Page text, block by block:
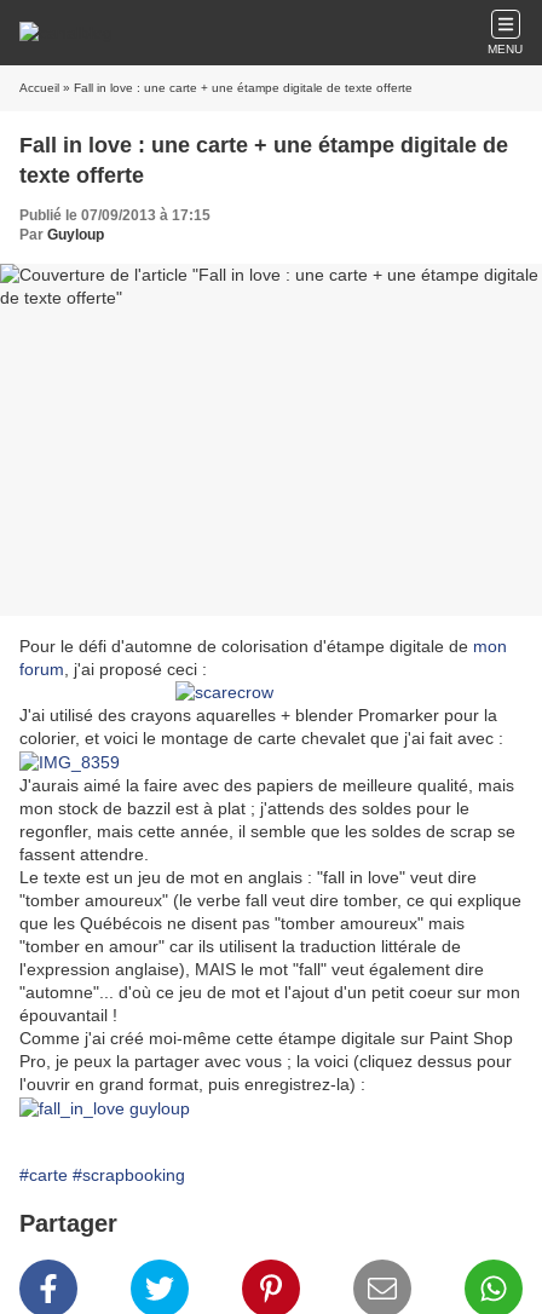
MENU
Accueil » Fall in love : une carte + une étampe digitale de texte offerte
Fall in love : une carte + une étampe digitale de
texte offerte
Publié le 07/09/2013 à 17:15
Par Guyloup
Pour le défi d'automne de colorisation d'étampe digitale de mon
forum , j'ai proposé ceci :
J'ai utilisé des crayons aquarelles + blender Promarker pour la
colorier, et voici le montage de carte chevalet que j'ai fait avec :
J'aurais aimé la faire avec des papiers de meilleure qualité, mais
mon stock de bazzil est à plat ; j'attends des soldes pour le
regonfler, mais cette année, il semble que les soldes de scrap se
fassent attendre.
Le texte est un jeu de mot en anglais : "fall in love" veut dire
"tomber amoureux" (le verbe fall veut dire tomber, ce qui explique
que les Québécois ne disent pas "tomber amoureux" mais
"tomber en amour" car ils utilisent la traduction littérale de
l'expression anglaise), MAIS le mot "fall" veut également dire
"automne"... d'où ce jeu de mot et l'ajout d'un petit coeur sur mon
épouvantail !
Comme j'ai créé moi-même cette étampe digitale sur Paint Shop
Pro, je peux la partager avec vous ; la voici (cliquez dessus pour
l'ouvrir en grand format, puis enregistrez-la) :
#carte #scrapbooking
Partager